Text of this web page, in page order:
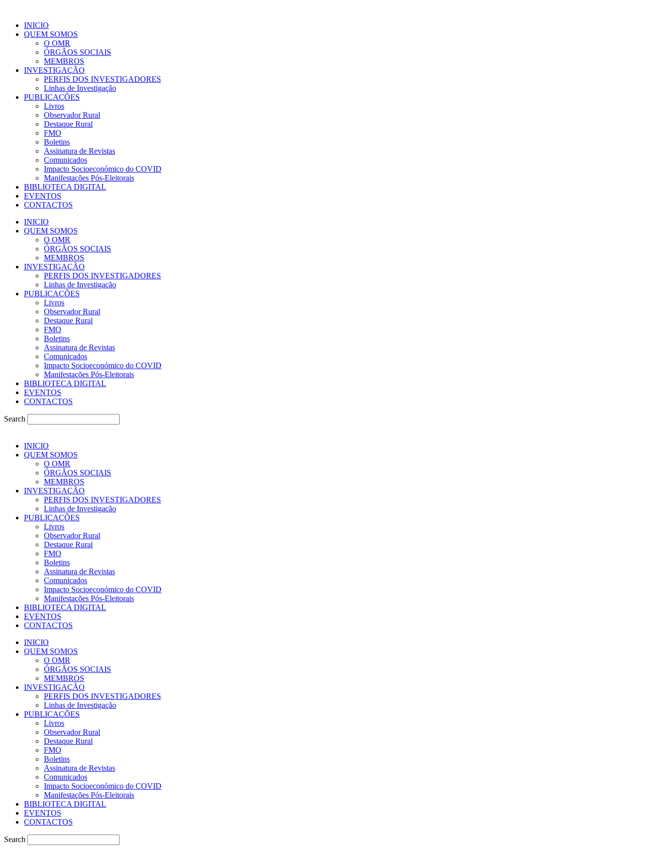
INICIO
QUEM SOMOS
O OMR
ÓRGÃOS SOCIAIS
MEMBROS
INVESTIGAÇÃO
PERFIS DOS INVESTIGADORES
Linhas de Investigação
PUBLICAÇÕES
Livros
Observador Rural
Destaque Rural
FMO
Boletins
Assinatura de Revistas
Comunicados
Impacto Socioeconómico do COVID
Manifestações Pós-Eleitorais
BIBLIOTECA DIGITAL
EVENTOS
CONTACTOS
INICIO
QUEM SOMOS
O OMR
ÓRGÃOS SOCIAIS
MEMBROS
INVESTIGAÇÃO
PERFIS DOS INVESTIGADORES
Linhas de Investigação
PUBLICAÇÕES
Livros
Observador Rural
Destaque Rural
FMO
Boletins
Assinatura de Revistas
Comunicados
Impacto Socioeconómico do COVID
Manifestações Pós-Eleitorais
BIBLIOTECA DIGITAL
EVENTOS
CONTACTOS
Search
INICIO
QUEM SOMOS
O OMR
ÓRGÃOS SOCIAIS
MEMBROS
INVESTIGAÇÃO
PERFIS DOS INVESTIGADORES
Linhas de Investigação
PUBLICAÇÕES
Livros
Observador Rural
Destaque Rural
FMO
Boletins
Assinatura de Revistas
Comunicados
Impacto Socioeconómico do COVID
Manifestações Pós-Eleitorais
BIBLIOTECA DIGITAL
EVENTOS
CONTACTOS
INICIO
QUEM SOMOS
O OMR
ÓRGÃOS SOCIAIS
MEMBROS
INVESTIGAÇÃO
PERFIS DOS INVESTIGADORES
Linhas de Investigação
PUBLICAÇÕES
Livros
Observador Rural
Destaque Rural
FMO
Boletins
Assinatura de Revistas
Comunicados
Impacto Socioeconómico do COVID
Manifestações Pós-Eleitorais
BIBLIOTECA DIGITAL
EVENTOS
CONTACTOS
Search